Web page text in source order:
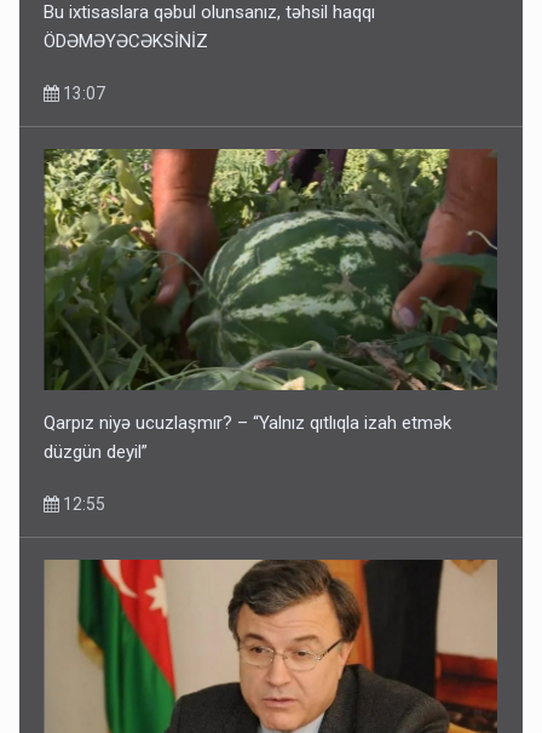
Bu ixtisaslara qəbul olunsanız, təhsil haqqı
ÖDƏMƏYƏCƏKSİNİZ
13:07
Qarpız niyə ucuzlaşmır? – “Yalnız qıtlıqla izah etmək
düzgün deyil”
12:55